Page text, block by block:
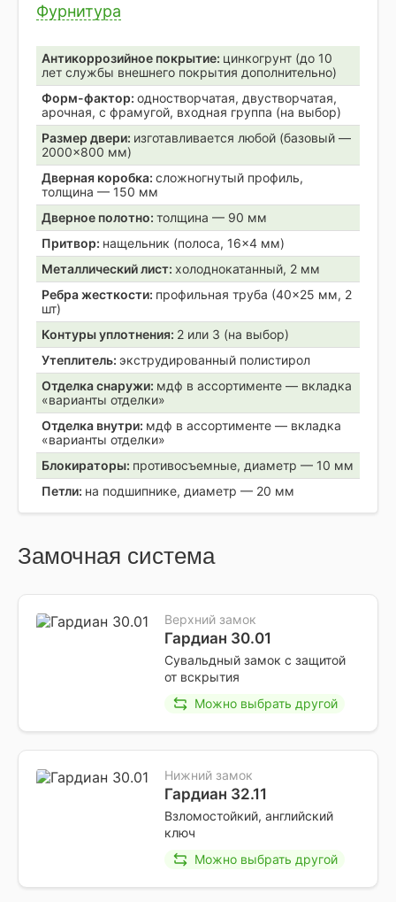
Фурнитура
Антикоррозийное покрытие: цинкогрунт (до 10
лет службы внешнего покрытия дополнительно)
Форм-фактор: одностворчатая, двустворчатая,
арочная, с фрамугой, входная группа (на выбор)
Размер двери: изготавливается любой (базовый —
2000×800 мм)
Дверная коробка: сложногнутый профиль,
толщина — 150 мм
Дверное полотно: толщина — 90 мм
Притвор: нащельник (полоса, 16×4 мм)
Металлический лист: холоднокатанный, 2 мм
Ребра жесткости: профильная труба (40×25 мм, 2
шт)
Контуры уплотнения: 2 или 3 (на выбор)
Утеплитель: экструдированный полистирол
Отделка снаружи: мдф в ассортименте — вкладка
«варианты отделки»
Отделка внутри: мдф в ассортименте — вкладка
«варианты отделки»
Блокираторы: противосъемные, диаметр — 10 мм
Петли: на подшипнике, диаметр — 20 мм
Замочная система
Верхний замок
Гардиан 30.01
Сувальдный замок с защитой
от вскрытия
Можно выбрать другой
Нижний замок
Гардиан 32.11
Взломостойкий, английский
ключ
Можно выбрать другой